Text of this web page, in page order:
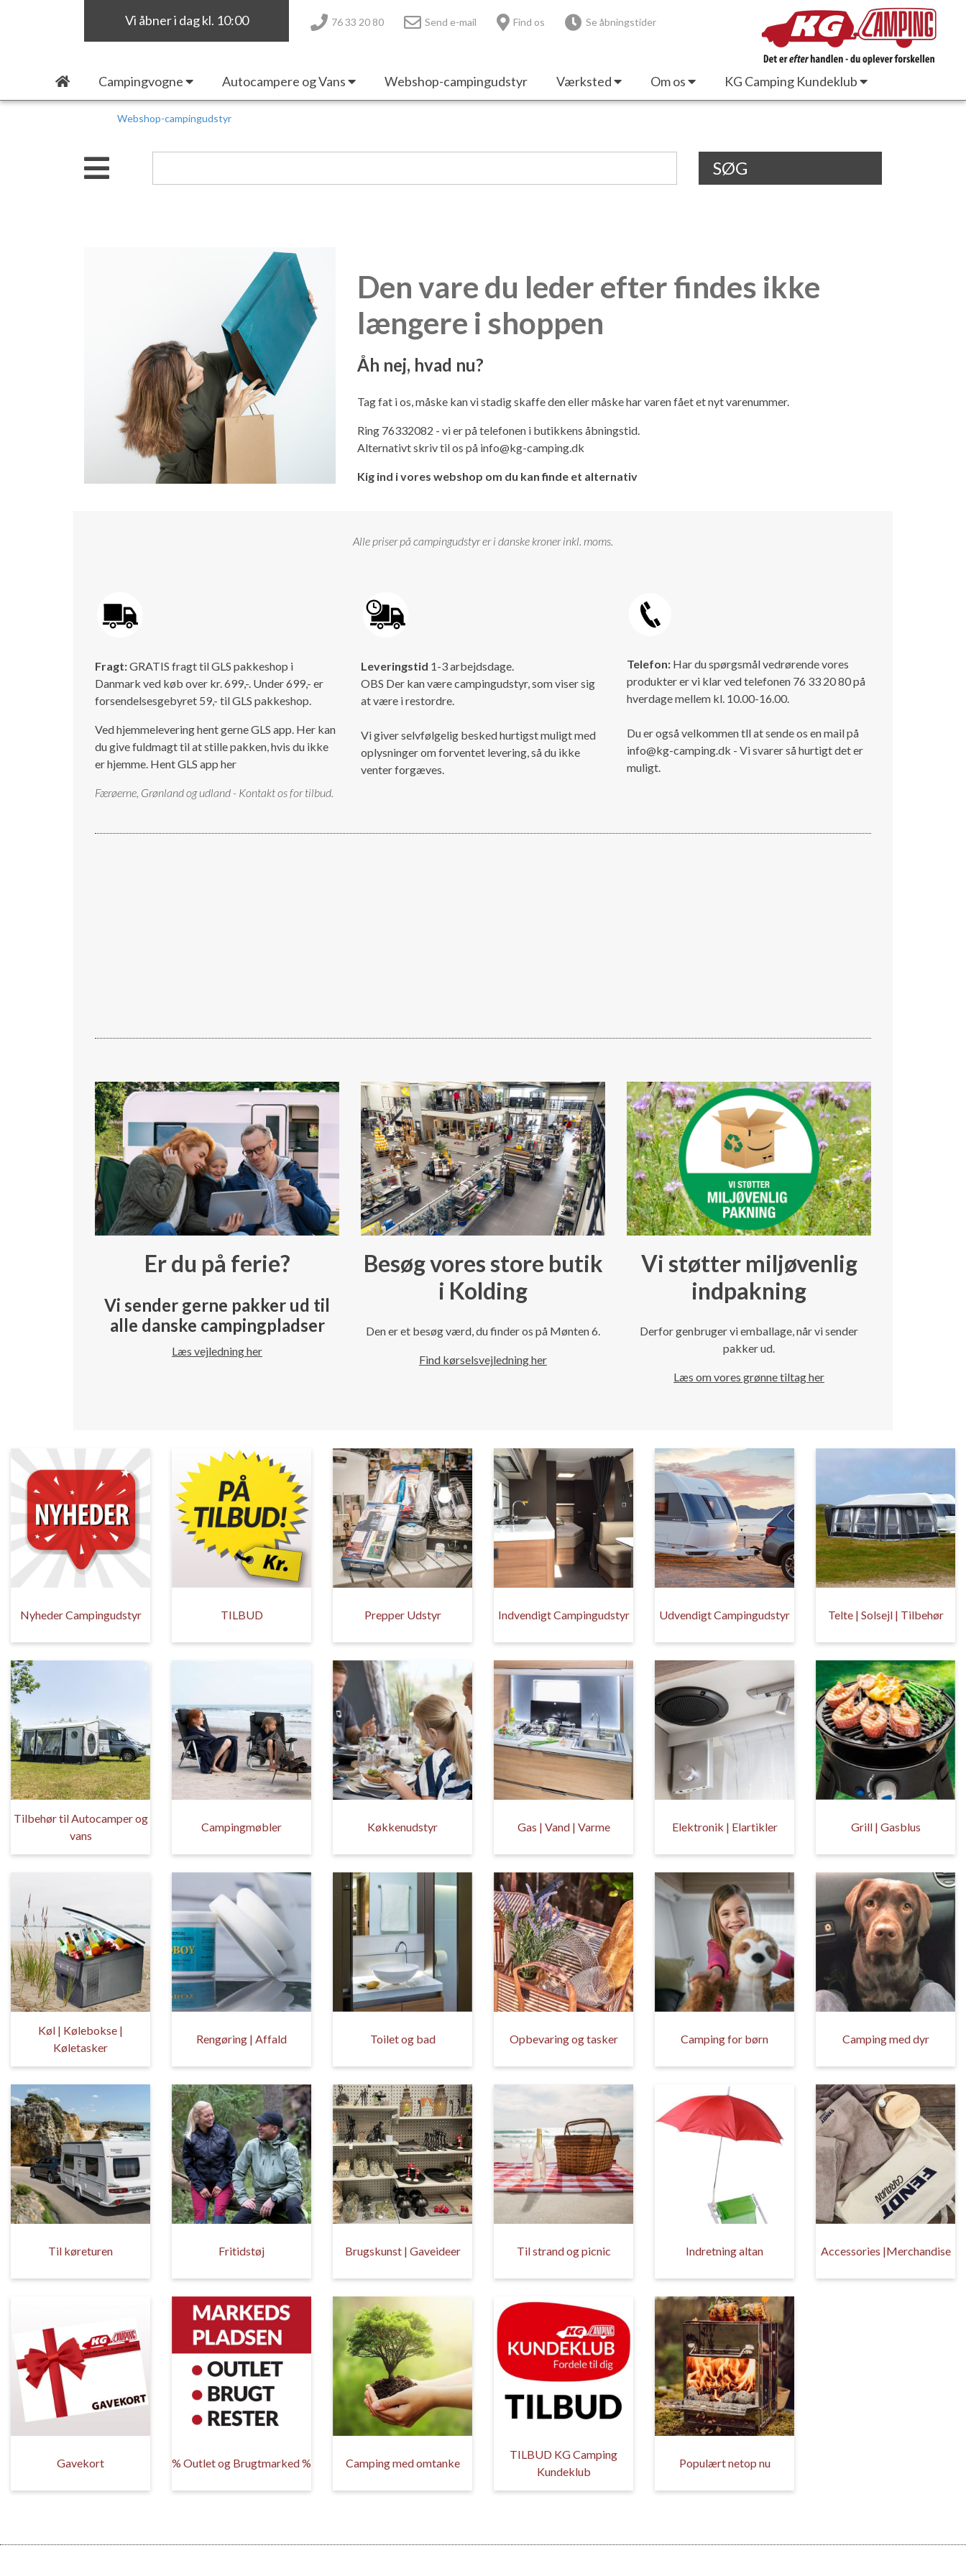
Vi åbner i dag kl. 10:00 76 33 20 80 Send e-mail Find os Se åbningstider
Campingvogne Autocampere og Vans Webshop-campingudstyr Værksted Om os KG Camping Kundeklub
Webshop-campingudstyr
SØG
Den vare du leder efter findes ikke
længere i shoppen
Åh nej, hvad nu?
Tag fat i os, måske kan vi stadig skaffe den eller måske har varen fået et nyt varenummer.
Ring 76332082 - vi er på telefonen i butikkens åbningstid.
Alternativt skriv til os på info@kg-camping.dk
Kig ind i vores webshop om du kan finde et alternativ
Alle priser på campingudstyr er i danske kroner inkl. moms.
Fragt:GRATIS fragt til GLS pakkeshop i
Danmark ved køb over kr. 699,-. Under 699,- er
forsendelsesgebyret 59,- til GLS pakkeshop.
Ved hjemmelevering hent gerne GLS app. Her kan
du give fuldmagt til at stille pakken, hvis du ikke
er hjemme. Hent GLS app her
Færøerne, Grønland og udland - Kontakt os for tilbud.
Leveringstid 1-3 arbejdsdage.
OBS Der kan være campingudstyr, som viser sig
at være i restordre.
Vi giver selvfølgelig besked hurtigst muligt med
oplysninger om forventet levering, så du ikke
venter forgæves.
Telefon: Har du spørgsmål vedrørende vores
produkter er vi klar ved telefonen 76 33 20 80 på
hverdage mellem kl. 10.00-16.00.
Du er også velkommen tll at sende os en mail på
info@kg-camping.dk - Vi svarer så hurtigt det er
muligt.
Er du på ferie?
Vi sender gerne pakker ud til
alle danske campingpladser
Læs vejledning her
Besøg vores store butik
i Kolding
Den er et besøg værd, du finder os på Mønten 6.
Find kørselsvejledning her
Vi støtter miljøvenlig
indpakning
Derfor genbruger vi emballage, når vi sender
pakker ud.
Læs om vores grønne tiltag her
Nyheder Campingudstyr TILBUD Prepper Udstyr Indvendigt Campingudstyr Udvendigt Campingudstyr Telte | Solsejl | Tilbehør
Tilbehør til Autocamper og
vans
Campingmøbler Køkkenudstyr Gas | Vand | Varme Elektronik | Elartikler Grill | Gasblus
Køl | Kølebokse |
Køletasker
Rengøring | Affald Toilet og bad Opbevaring og tasker Camping for børn Camping med dyr
Til køreturen Fritidstøj Brugskunst | Gaveideer Til strand og picnic Indretning altan Accessories |Merchandise
Gavekort % Outlet og Brugtmarked % Camping med omtanke
TILBUD KG Camping
Kundeklub
Populært netop nu